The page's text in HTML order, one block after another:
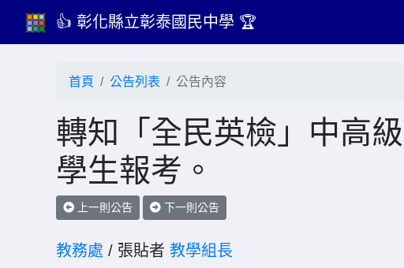
👍 彰化縣立彰泰國民中學 🏆
首頁 公告列表 公告內容
轉知「全民英檢」中高
學生報考。
上一則公告 下一則公告
教務處 / 張貼者 教學組長